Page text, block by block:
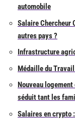
automobile
Salaire Chercheur
autres pays ?
Infrastructure
Médaille du
Nouveau
séduit tant les
Salaires en crypto